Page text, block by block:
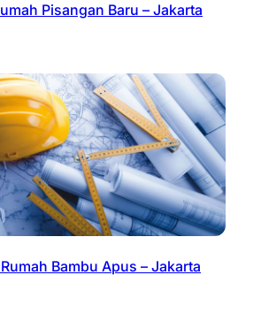
Pisangan Baru – Jakarta
Bambu Apus – Jakarta